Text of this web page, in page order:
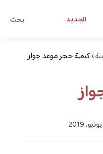
بحث الجديد
العصرية
يهمك
›كيفية حجز موعد جواز